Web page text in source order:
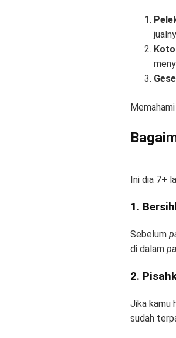
Ini dia 7+
1.
Sebelum
di dalam
2.
Jika kamu
sudah